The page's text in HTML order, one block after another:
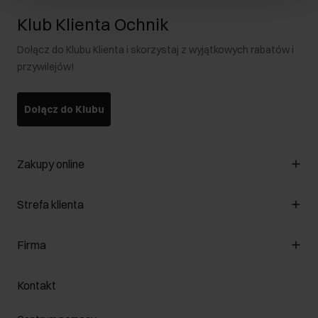
Klub Klienta Ochnik
Dołącz do Klubu Klienta i skorzystaj z wyjątkowych rabatów i
przywilejów!
Dołącz do Klubu
Zakupy online
Zarządzaj cookies
Formy płatności
Jak dokonać zwrotu?
Strefa klienta
Klub Klienta
Zwróć produkty
Firma
O nas
Salony
Kontakt